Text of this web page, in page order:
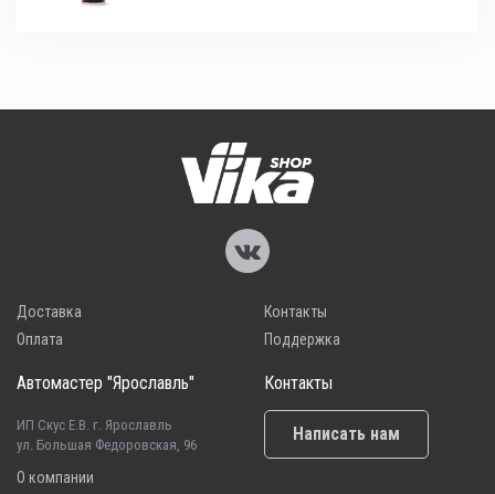
Доставка
Оплата
Контакты
Поддержка
Автомастер "Ярославль"
ИП Скус Е.В. г. Ярославль
ул. Большая Федоровская, 96
О компании
Контакты
Написать нам